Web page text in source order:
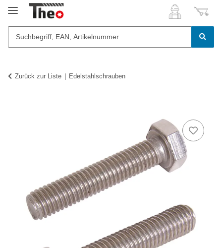
Zurück zur Liste Edelstahlschrauben